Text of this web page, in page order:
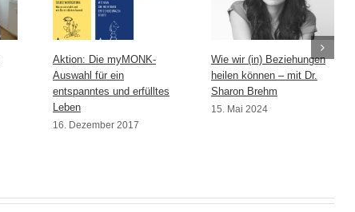
Aktion: Die myMONK-
Auswahl für ein
entspanntes und erfülltes
Leben
16. Dezember 2017
Wie wir (in) Beziehungen
heilen können – mit Dr.
Sharon Brehm
15. Mai 2024